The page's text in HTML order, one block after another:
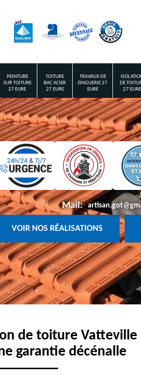
PEINTURE
SUR TOITURE
27 EURE
TOITURE
BAC ACIER
27 EURE
TRAVAUX DE
ZINGUERIE 27
EURE
DE
27 EURE
Mail:
VOIR NOS RÉALISATIONS
de toiture Vatteville
garantie décénalle